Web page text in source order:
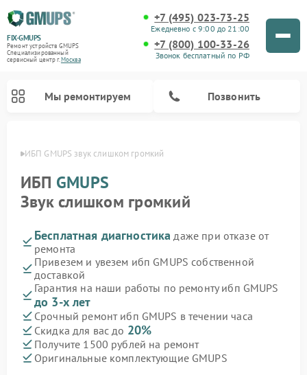
FIX-GMUPS
Ремонт устройств GMUPS
Специализированный
cервисный центр г.Москва
+7 (495) 023-73-25
Ежедневно с 9:00 до 21:00
+7 (800) 100-33-26
Звонок бесплатный по РФ
Мы ремонтируем Позвонить
ИБП GMUPS звук слишком громкий
ИБП GMUPS
Звук слишком громкий
Бесплатная диагностика даже при отказе от
ремонта
Привезем и увезем ибп GMUPS собственной
доставкой
Гарантия на наши работы по ремонту ибп GMUPS
до 3-х лет
Срочный ремонт ибп GMUPS в течении часа
Скидка для вас до 20%
Получите 1500 рублей на ремонт
Оригинальные комплектующие GMUPS